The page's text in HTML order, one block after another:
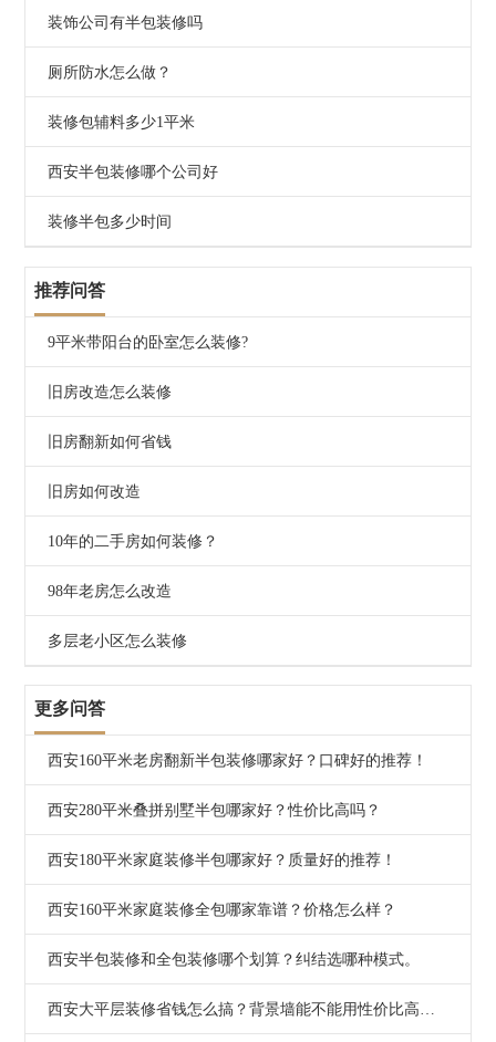
进场时需业主签字验收。而像背景墙、地板、瓷砖等主
比替代方案，帮您避开“贵≠好”的消费陷阱。
第三，清单式报价，0增项承诺
无模糊收费。更关键的是，签订“0增项合同”——如果因
公司漏项导致额外费用，由兴唐承担。这样您就能精准掌
控预算，避免被套路。
第四，设计注重实用与美感平衡
兴唐的设计师不仅关注效果图好不好看，更在意落地是否
可行、日常是否好用。他们会根据您的生活习惯优化空间
布局，避免做华而不实的造型。比如背景墙，会优先考虑
昂贵材料。
第五，超长保修 + 终身维护，长期更省钱
基础工程质保2年，水电、防水等隐蔽工程质保5到8年。
即使过了保修期，兴唐也提供终身成本价维修服务（仅收
结语：省钱不是将就，而是智慧选择
重要。
西安兴唐装饰
透明施工、实用设计，才是实现“高颜值+高性价比”的核
心保障。
装饰公司有半包装修吗
厕所防水怎么做？
装修包辅料多少1平米
西安半包装修哪个公司好
装修半包多少时间
推荐问答
9平米带阳台的卧室怎么装修?
旧房改造怎么装修
旧房翻新如何省钱
旧房如何改造
10年的二手房如何装修？
98年老房怎么改造
多层老小区怎么装修
更多问答
西安160平米老房翻新半包装修哪家好？口碑好的推荐！
西安280平米叠拼别墅半包哪家好？性价比高吗？
西安180平米家庭装修半包哪家好？质量好的推荐！
西安160平米家庭装修全包哪家靠谱？价格怎么样？
西安半包装修和全包装修哪个划算？纠结选哪种模式。